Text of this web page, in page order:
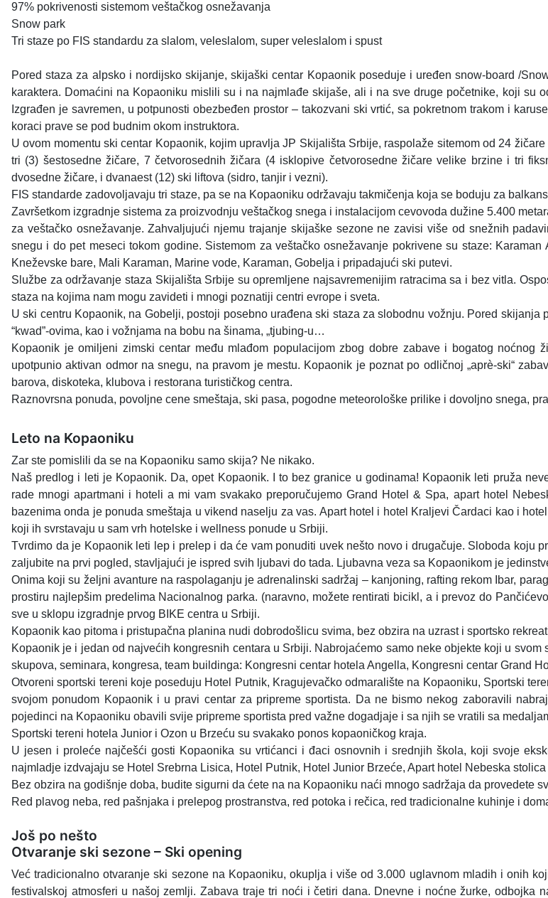
97% pokrivenosti sistemom veštačkog osnežavanja
Snow park
Tri staze po FIS standardu za slalom, veleslalom, super veleslalom i spust
Pored staza za alpsko i nordijsko skijanje, skijaški centar Kopaonik poseduje i uređen snow-board /
karaktera. Domaćini na Kopaoniku mislili su i na najmlađe skijaše, ali i na sve druge početnike, koji su
Izgrađen je savremen, u potpunosti obezbeđen prostor – takozvani ski vrtić, sa pokretnom trakom i
koraci prave se pod budnim okom instruktora.
U ovom momentu ski centar Kopaonik, kojim upravlja JP Skijališta Srbije, raspolaže sitemom od 24
tri (3) šestosedne žičare, 7 četvorosednih žičara (4 isklopive četvorosedne žičare velike brzine i tri
dvosedne žičare, i dvanaest (12) ski liftova (sidro, tanjir i vezni).
FIS standarde zadovoljavaju tri staze, pa se na Kopaoniku održavaju takmičenja koja se boduju za
Završetkom izgradnje sistema za proizvodnju veštačkog snega i instalacijom cevovoda dužine 5.400
za veštačko osnežavanje. Zahvaljujući njemu trajanje skijaške sezone ne zavisi više od snežnih
snegu i do pet meseci tokom godine. Sistemom za veštačko osnežavanje pokrivene su staze:
Kneževske bare, Mali Karaman, Marine vode, Karaman, Gobelja i pripadajući ski putevi.
Službe za održavanje staza Skijališta Srbije su opremljene najsavremenijim ratracima sa i bez vitla.
staza na kojima nam mogu zavideti i mnogi poznatiji centri evrope i sveta.
U ski centru Kopaonik, na Gobelji, postoji posebno urađena ski staza za slobodnu vožnju. Pored
“kwad”-ovima, kao i vožnjama na bobu na šinama, „tjubing-u…
Kopaonik je omiljeni zimski centar među mlađom populacijom zbog dobre zabave i bogatog
upotpunio aktivan odmor na snegu, na pravom je mestu. Kopaonik je poznat po odličnoj „aprè-ski“
barova, diskoteka, klubova i restorana turističkog centra.
Raznovrsna ponuda, povoljne cene smeštaja, ski pasa, pogodne meteorološke prilike i dovoljno snega,
Leto na Kopaoniku
Zar ste pomislili da se na Kopaoniku samo skija? Ne nikako.
Naš predlog i leti je Kopaonik. Da, opet Kopaonik. I to bez granice u godinama! Kopaonik leti pruža
rade mnogi apartmani i hoteli a mi vam svakako preporučujemo Grand Hotel & Spa, apart hotel
bazenima onda je ponuda smeštaja u vikend naselju za vas. Apart hotel i hotel Kraljevi Čardaci kao i
koji ih svrstavaju u sam vrh hotelske i wellness ponude u Srbiji.
Tvrdimo da je Kopaonik leti lep i prelep i da će vam ponuditi uvek nešto novo i drugačuje. Sloboda koju
zaljubite na prvi pogled, stavljajući je ispred svih ljubavi do tada. Ljubavna veza sa Kopaonikom je
Onima koji su željni avanture na raspolaganju je adrenalinski sadržaj – kanjoning, rafting rekom Ibar,
prostiru najlepšim predelima Nacionalnog parka. (naravno, možete rentirati bicikl, a i prevoz do
sve u sklopu izgradnje prvog BIKE centra u Srbiji.
Kopaonik kao pitoma i pristupačna planina nudi dobrodošlicu svima, bez obzira na uzrast i sportsko
Kopaonik je i jedan od najvećih kongresnih centara u Srbiji. Nabrojaćemo samo neke objekte koji u
skupova, seminara, kongresa, team buildinga: Kongresni centar hotela Angella, Kongresni centar Grand
Otvoreni sportski tereni koje poseduju Hotel Putnik, Kragujevačko odmaralište na Kopaoniku, Sportski
svojom ponudom Kopaonik i u pravi centar za pripreme sportista. Da ne bismo nekog zaboravili
pojedinci na Kopaoniku obavili svije pripreme sportista pred važne dogadjaje i sa njih se vratili sa
Sportski tereni hotela Junior i Ozon u Brzeću su svakako ponos kopaoničkog kraja.
U jesen i proleće najčešći gosti Kopaonika su vrtićanci i đaci osnovnih i srednjih škola, koji svoje
najmladje izdvajaju se Hotel Srebrna Lisica, Hotel Putnik, Hotel Junior Brzeće, Apart hotel Nebeska
Bez obzira na godišnje doba, budite sigurni da ćete na na Kopaoniku naći mnogo sadržaja da provedete
Red plavog neba, red pašnjaka i prelepog prostranstva, red potoka i rečica, red tradicionalne kuhinje i
Još po nešto
Otvaranje ski sezone – Ski opening
Već tradicionalno otvaranje ski sezone na Kopaoniku, okuplja i više od 3.000 uglavnom mladih i onih
festivalskoj atmosferi u našoj zemlji. Zabava traje tri noći i četiri dana. Dnevne i noćne žurke,